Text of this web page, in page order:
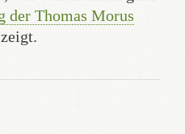
der Thomas Morus